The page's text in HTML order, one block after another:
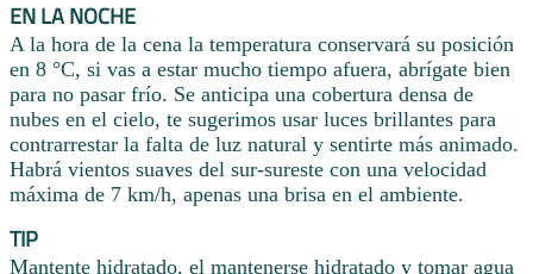
EN LA NOCHE
A la hora de la cena la temperatura conservará su posición
en 8 °C, si vas a estar mucho tiempo afuera, abrígate bien
para no pasar frío. Se anticipa una cobertura densa de
nubes en el cielo, te sugerimos usar luces brillantes para
contrarrestar la falta de luz natural y sentirte más animado.
Habrá vientos suaves del sur-sureste con una velocidad
máxima de 7 km/h, apenas una brisa en el ambiente.
TIP
Mantente hidratado, el mantenerse hidratado y tomar agua